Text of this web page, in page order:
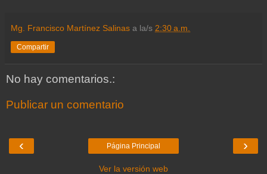
Mg. Francisco Martínez Salinas a la/s 2:30 a.m.
Compartir
No hay comentarios.:
Publicar un comentario
‹ ›
Página Principal
Ver la versión web